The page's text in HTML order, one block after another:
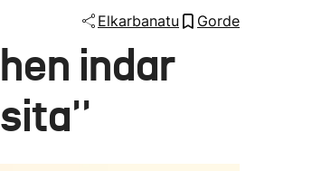
Elkarbanatu Gorde
indar